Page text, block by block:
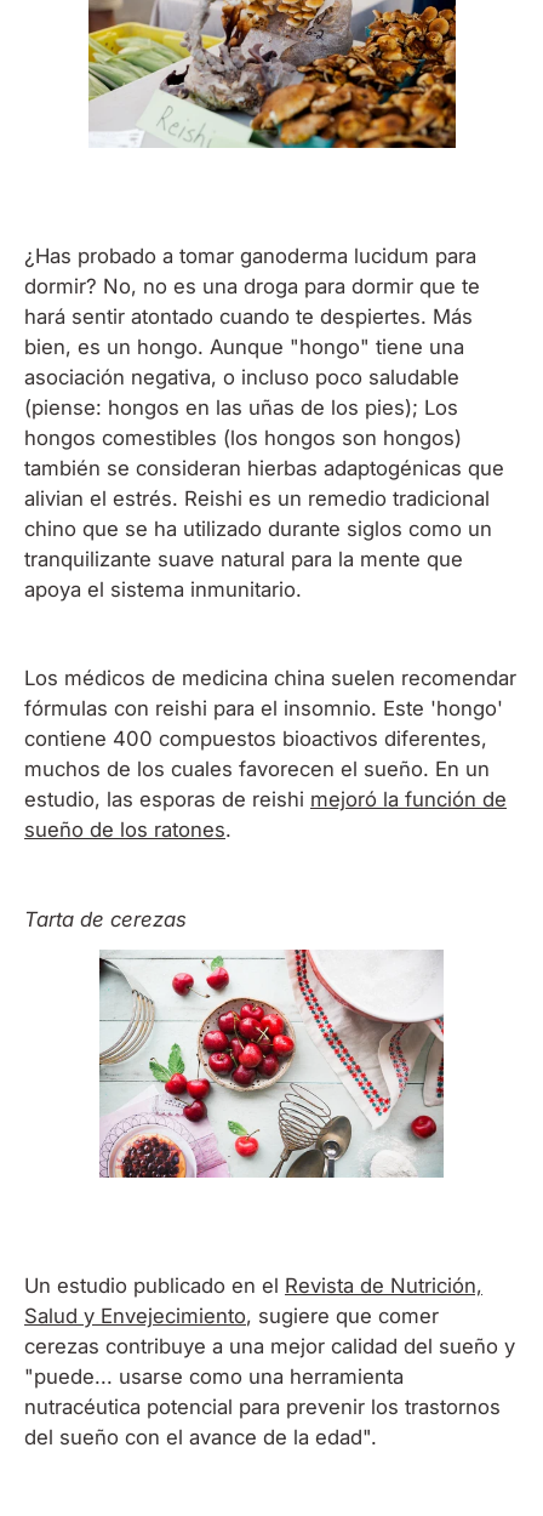
¿Has probado a tomar ganoderma lucidum para
dormir? No, no es una droga para dormir que te
hará sentir atontado cuando te despiertes. Más
bien, es un hongo. Aunque "hongo" tiene una
asociación negativa, o incluso poco saludable
(piense: hongos en las uñas de los pies); Los
hongos comestibles (los hongos son hongos)
también se consideran hierbas adaptogénicas que
alivian el estrés. Reishi es un remedio tradicional
chino que se ha utilizado durante siglos como un
tranquilizante suave natural para la mente que
apoya el sistema inmunitario.
Los médicos de medicina china suelen recomendar
fórmulas con reishi para el insomnio. Este 'hongo'
contiene 400 compuestos bioactivos diferentes,
muchos de los cuales favorecen el sueño. En un
estudio, las esporas de reishi mejoró la función de
sueño de los ratones.
Tarta de cerezas
Un estudio publicado en el Revista de Nutrición,
Salud y Envejecimiento, sugiere que comer
cerezas contribuye a una mejor calidad del sueño y
"puede... usarse como una herramienta
nutracéutica potencial para prevenir los trastornos
del sueño con el avance de la edad".